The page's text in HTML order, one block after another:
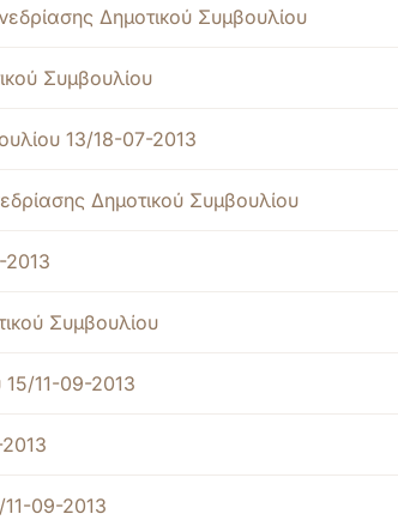
Δημοτικού Συμβουλίου
Συμβουλίου
13/18-07-2013
Δημοτικού Συμβουλίου
2013
Συμβουλίου
15/11-09-2013
11-09-2013